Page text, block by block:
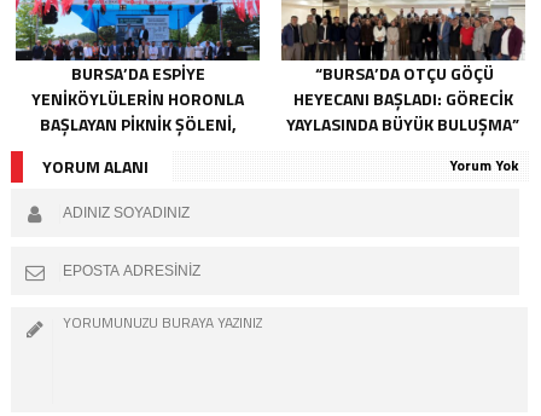
BURSA’DA ESPIYE
YENIKÖYLÜLERIN HORONLA
BAŞLAYAN PIKNIK ŞÖLENI,
GELECEĞE ATILAN TEMELLERLE
TAÇLANDI
“BURSA’DA OTÇU GÖÇÜ
HEYECANI BAŞLADI: GÖRECIK
YAYLASINDA BÜYÜK BULUŞMA”
YORUM ALANI
Yorum Yok